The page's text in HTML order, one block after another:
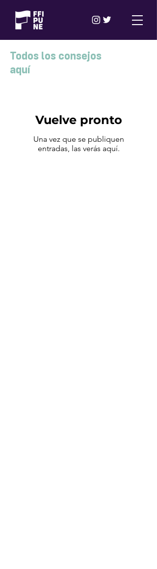
Todos los consejos
aquí
Vuelve pronto
Una vez que se publiquen
entradas, las verás aquí.